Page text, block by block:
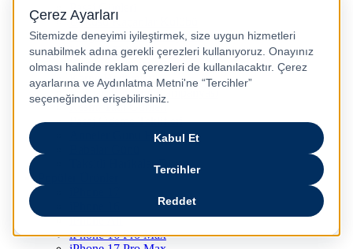
Pasaj Günleri
Uykusu Kaçanlar Kulübü
Sevgililer Günü Hediyeleri
Vergisiz Telefonlar
Vergisiz Bilgisayarlar
Karne Hediyeleri
Kurban Bayramı Kampanyası
Resmi Tatil Günleri
Pasaj Ödeme Teklifleri
Anneler Günü Hediyeleri
Taksitli Harikalar Diyarı
iPhone Air
iPhone 16 Pro Max